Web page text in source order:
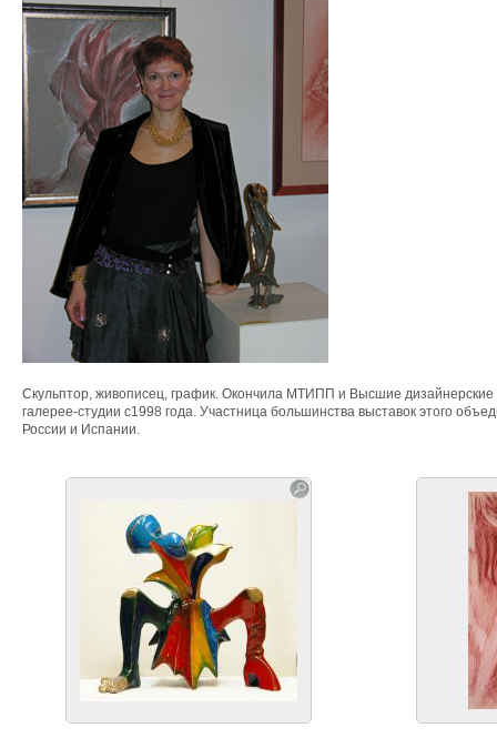
Скульптор, живописец, график. Окончила МТИПП и Высшие дизайнерские
галерее-студии с1998 года. Участница большинства выставок этого
России и Испании.